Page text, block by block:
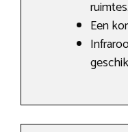
ruimtes.
Een